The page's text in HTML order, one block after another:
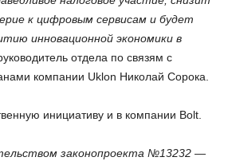
к цифровым сервисам и будет
инновационной экономики в
отдела по связям с
компании Uklon Николай Сорока.
инициативу и в компании Bolt.
законопроекта №13232 —